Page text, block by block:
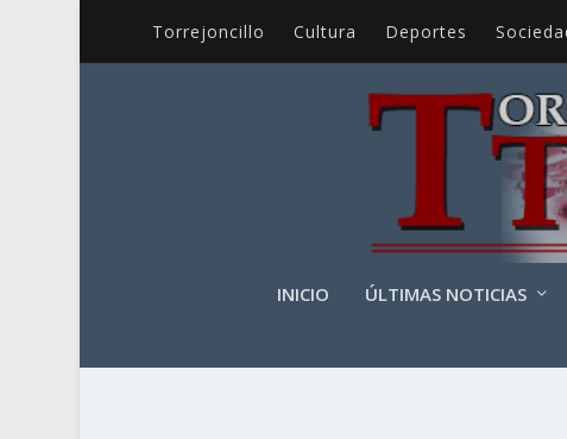
Torrejoncillo Cultura Deportes
INICIO ÚLTIMAS NOTICIAS